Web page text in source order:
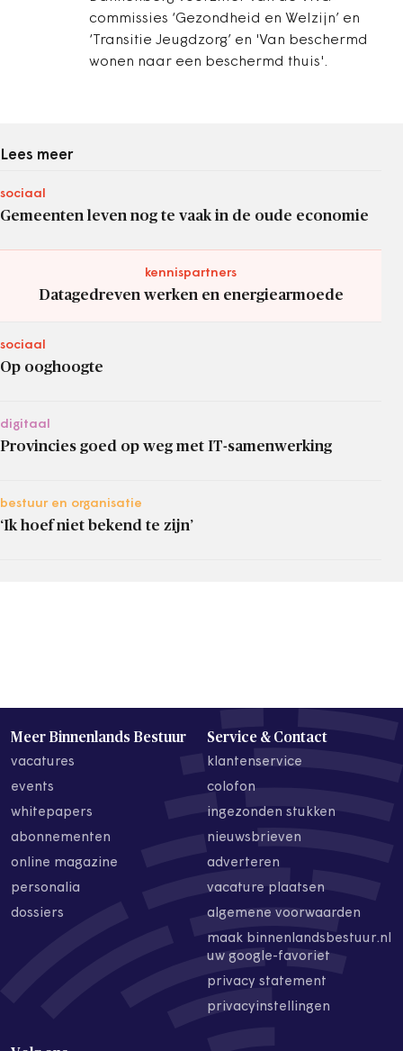
commissies ‘Gezondheid en Welzijn’ en
‘Transitie Jeugdzorg’ en 'Van beschermd
wonen naar een beschermd thuis'.
Lees meer
sociaal
Gemeenten leven nog te vaak in de oude economie
kennispartners
Datagedreven werken en energiearmoede
sociaal
Op ooghoogte
digitaal
Provincies goed op weg met IT-samenwerking
bestuur en organisatie
‘Ik hoef niet bekend te zijn’
Meer Binnenlands Bestuur
vacatures
events
whitepapers
abonnementen
online magazine
personalia
dossiers
Service & Contact
klantenservice
colofon
ingezonden stukken
nieuwsbrieven
adverteren
vacature plaatsen
algemene voorwaarden
maak binnenlandsbestuur.nl
uw google-favoriet
privacy statement
privacyinstellingen